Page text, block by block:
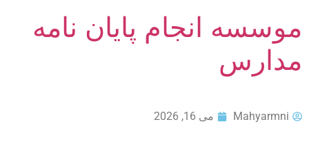
موسسه انجام پایان نامه
مدارس
Mahyarmni می 16, 2026